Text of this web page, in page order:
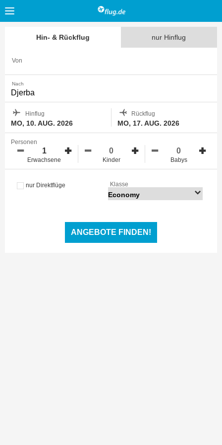
Hin- & Rückflug nur Hinflug
Von
Nach
Hinflug
MO, 10. AUG. 2026
Rückflug
MO, 17. AUG. 2026
Personen
Erwachsene Kinder Babys
nur Direktflüge Klasse
ANGEBOTE FINDEN!